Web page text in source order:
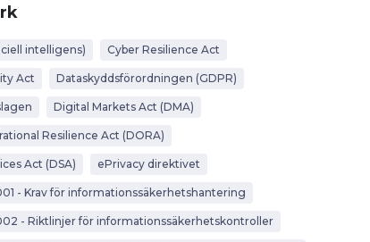
intelligens) Cyber Resilience Act
Act Dataskyddsförordningen (GDPR)
Digital Markets Act (DMA)
Resilience Act (DORA)
Act (DSA) ePrivacy direktivet
- Krav för informationssäkerhetshantering
- Riktlinjer för informationssäkerhetskontroller